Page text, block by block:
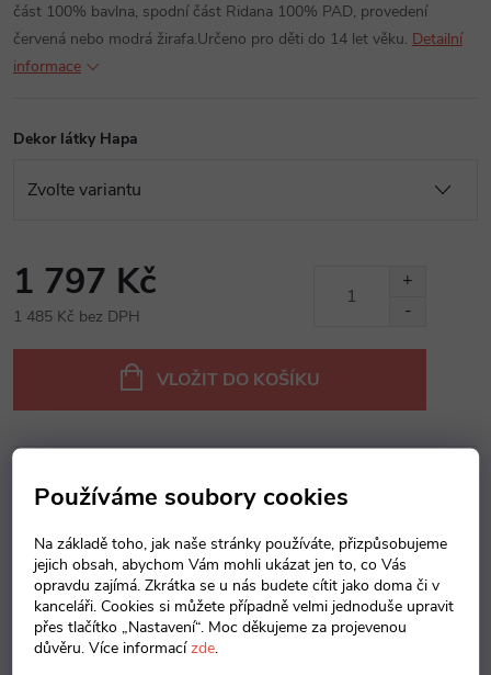
Používáme soubory cookies
Na základě toho, jak naše stránky používáte, přizpůsobujeme
jejich obsah, abychom Vám mohli ukázat jen to, co Vás
opravdu zajímá. Zkrátka se u nás budete cítit jako doma či v
kanceláři. Cookies si můžete případně velmi jednoduše upravit
přes tlačítko „Nastavení“. Moc děkujeme za projevenou
důvěru. Více informacízde.
část 100% bavlna, spodní část Ridana 100% PAD, provedení
červená nebo modrá žirafa.Určeno pro děti do 14 let věku. Detailní
informace
Dekor látky Hapa
1 797 Kč
1 485 Kč bez DPH
VLOŽIT DO KOŠÍKU
2 roky
Popis produktu
Detailní popis produktu